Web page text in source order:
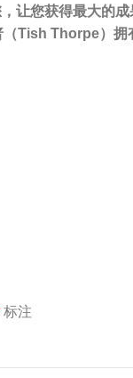
让您获得最大的
Tish Thorpe）拥
标注